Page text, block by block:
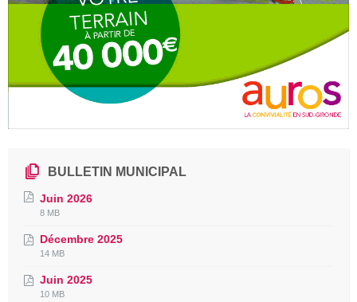
BULLETIN MUNICIPAL
Juin 2026
File
pdf
File
8 MB
Décembre 2025
File
pdf
File
14 MB
Juin 2025
File
File
10 MB